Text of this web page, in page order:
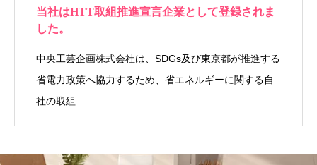
当社はHTT取組推進宣言企業として登録されま
した。
中央工芸企画株式会社は、SDGs及び東京都が推進する
省電力政策へ協力するため、省エネルギーに関する自
社の取組…